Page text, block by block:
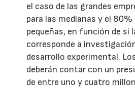
el caso de las grandes
para las medianas y el 80%
pequeñas, en función de si
corresponde a
desarrollo experimental.
deberán contar con un
de entre uno y cuatro